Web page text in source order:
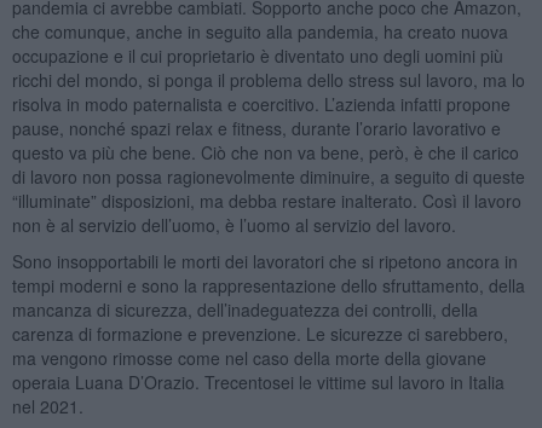
pandemia ci avrebbe cambiati. Sopporto anche poco che Amazon,
che comunque, anche in seguito alla pandemia, ha creato nuova
occupazione e il cui proprietario è diventato uno degli uomini più
ricchi del mondo, si ponga il problema dello stress sul lavoro, ma lo
risolva in modo paternalista e coercitivo. L’azienda infatti propone
pause, nonché spazi relax e fitness, durante l’orario lavorativo e
questo va più che bene. Ciò che non va bene, però, è che il carico
di lavoro non possa ragionevolmente diminuire, a seguito di queste
“illuminate” disposizioni, ma debba restare inalterato. Così il lavoro
non è al servizio dell’uomo, è l’uomo al servizio del lavoro.
Sono insopportabili le morti dei lavoratori che si ripetono ancora in
tempi moderni e sono la rappresentazione dello sfruttamento, della
mancanza di sicurezza, dell’inadeguatezza dei controlli, della
carenza di formazione e prevenzione. Le sicurezze ci sarebbero,
ma vengono rimosse come nel caso della morte della giovane
operaia Luana D’Orazio. Trecentosei le vittime sul lavoro in Italia
nel 2021.